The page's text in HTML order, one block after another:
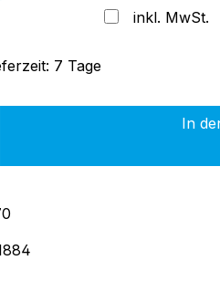
inkl. MwSt.
7 Tage
Gib den In